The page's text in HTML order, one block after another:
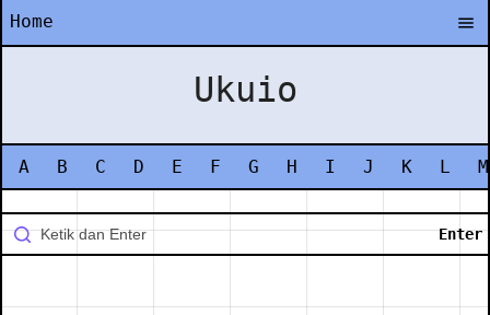
Home
Ukuio
A B C D E F G H I J K L M